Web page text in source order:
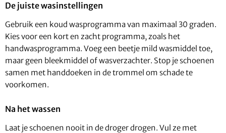
De juiste wasinstellingen
Gebruik een koud wasprogramma van maximaal 30 graden.
Kies voor een kort en zacht programma, zoals het
handwasprogramma. Voeg een beetje mild wasmiddel toe,
maar geen bleekmiddel of wasverzachter. Stop je schoenen
samen met handdoeken in de trommel om schade te
voorkomen.
Na het wassen
Laat je schoenen nooit in de droger drogen. Vul ze met